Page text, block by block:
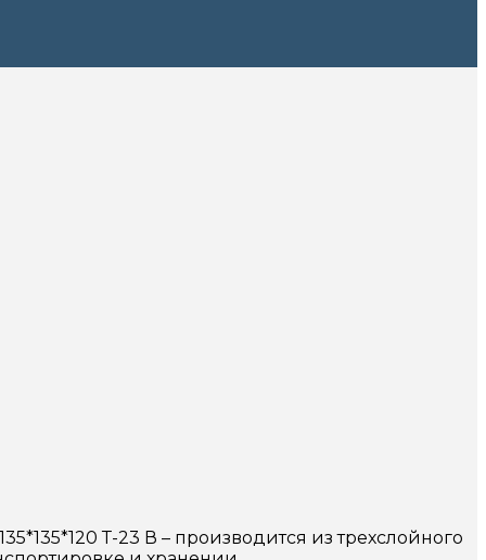
Т-23 В – производится из трехслойного